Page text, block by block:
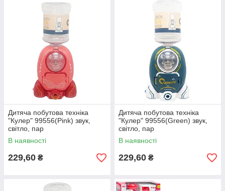
Дитяча побутова техніка
"Кулер" 99556(Pink) звук,
світло, пар
В наявності
229,60 ₴
Дитяча побутова техніка
"Кулер" 99556(Green) звук,
світло, пар
В наявності
229,60 ₴